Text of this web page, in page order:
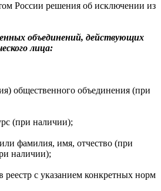
России решения об исключении из
объединений, действующих
лица:
общественного объединения (при
(при наличии);
фамилия, имя, отчество (при
наличии);
реестр с указанием конкретных норм